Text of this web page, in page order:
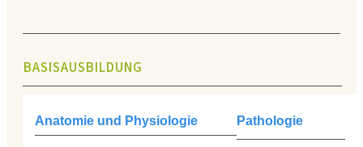
BASISAUSBILDUNG
Anatomie und Physiologie Pathologie